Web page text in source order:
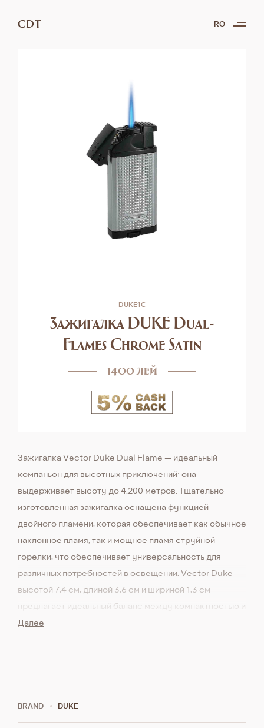
CDT RO
DUKE1C
Зажигалка DUKE Dual-
Flames Chrome Satin
1400 лей
Зажигалка Vector Duke Dual Flame — идеальный
компаньон для высотных приключений: она
выдерживает высоту до 4.200 метров. Тщательно
изготовленная зажигалка оснащена функцией
двойного пламени, которая обеспечивает как обычное
наклонное пламя, так и мощное пламя струйной
горелки, что обеспечивает универсальность для
различных потребностей в освещении. Vector Duke
высотой 7,4 см, длиной 3,6 см и шириной 1,3 см
предлагает идеальный баланс между компактностью и
функциональностью. При весе всего 74 грамма он
Далее
BRAND DUKE